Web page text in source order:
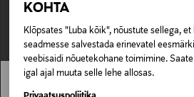
KOHTA
Klõpsates "Luba kõik", nõustute sellega,
seadmesse salvestada erinevatel
veebisaidi nõuetekohane toimimine.
igal ajal muuta selle lehe allosas.
EELIS KUPONGIGA
EMPORIO ARMANI
Lühikeste varrukatega kudum
Original Price
215,00 €